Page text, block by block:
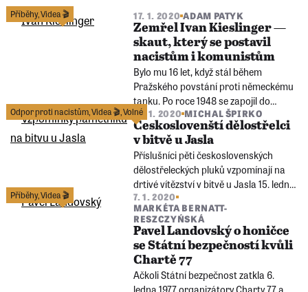
Příběhy,Videa 🎬 17. 1. 2020 ADAM PATYK
Zemřel Ivan Kieslinger —
skaut, který se postavil
nacistům i komunistům
Bylo mu 16 let, když stál během
Pražského povstání proti německému
tanku. Po roce 1948 se zapojil do
protikomunistického odboje. Za to ho
soud poslal na 16 let do vězení.
Odpor proti nacistům,Videa 🎬,Volné14. 1. 2020 MICHAL ŠPIRKO
Českoslovenští dělostřelci
v bitvě u Jasla
Příslušníci pěti československých
dělostřeleckých pluků vzpomínají na
drtivé vítězství v bitvě u Jasla 15. ledna
1945, která otevřela Rudé armádě
cestu ke Krakovu a Osvětimi.
Příběhy,Videa 🎬
7. 1. 2020
MARKÉTA BERNATT-
RESZCZYŃSKÁ
Pavel Landovský o honičce
se Státní bezpečností kvůli
Chartě 77
Ačkoli Státní bezpečnost zatkla 6.
ledna 1977 organizátory Charty 77 a
stránka
stránka